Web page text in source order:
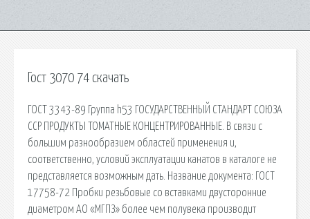
Гост 3070 74 скачать
ГОСТ 3343-89 Группа h53 ГОСУДАРСТВЕННЫЙ СТАНДАРТ СОЮЗА
ССР ПРОДУКТЫ ТОМАТНЫЕ КОНЦЕНТРИРОВАННЫЕ. В связи с
большим разнообразием областей применения и,
соответственно, условий эксплуатации канатов в каталоге не
представляется возможным дать. Название документа: ГОСТ
17758-72 Пробки резьбовые со вставками двусторонние
диаметром АО «МГПЗ» более чем полувека производит